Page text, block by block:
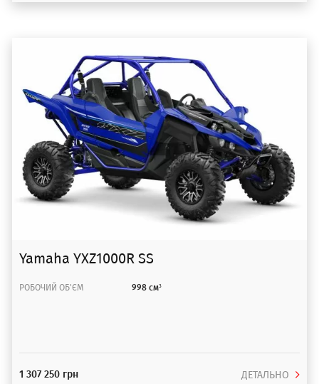
Yamaha YXZ1000R SS
РОБОЧИЙ ОБ'ЄМ 998 см³
1 307 250 грн ДЕТАЛЬНО